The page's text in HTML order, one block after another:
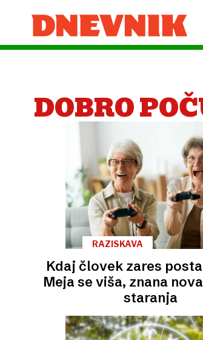
DOBRO
RAZISKAVA
Kdaj človek zares
Meja se viša, znana
staranja